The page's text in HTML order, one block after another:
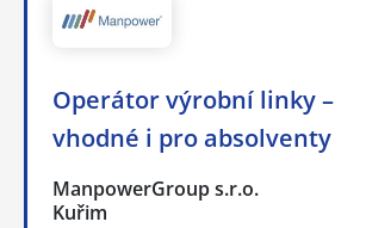
Operátor výrobní linky –
vhodné i pro absolventy
ManpowerGroup s.r.o.
Kuřim